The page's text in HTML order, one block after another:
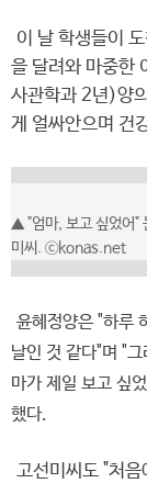
이 날 학생들이
을 달려와 마중한
사관학과 2년)양
게 얼싸안으며 건
▲ "엄마, 보고 싶었어"
미씨. ⓒkonas.net
윤혜정양은 "하루
날인 것 같다"며 "
마가 제일 보고 싶
했다.
고선미씨도 "처